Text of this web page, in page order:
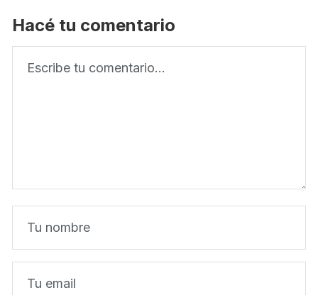
Hacé tu comentario